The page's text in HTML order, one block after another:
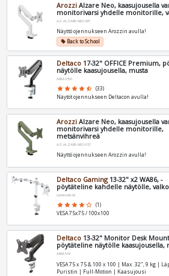
Arozzi Alzare Neo, kaasujousella
monitorivarsi yhdelle monitorille,
AZ-ALZARE-NEO-WT
Näyttö ojennukseen Arozzin avulla!
local_offerBack to School
Deltaco 17-32" OFFICE Premium,
näytölle kaasujousella, musta
ARM-0350
star star star star star_half (33)
Näytöt ojennukseen Deltacon avulla!
Arozzi Alzare Neo, kaasujousella
monitorivarsi yhdelle monitorille,
metsänvihreä
AZ-ALZARE-NEO-FST
Näyttö ojennukseen Arozzin avulla!
Deltaco Gaming13-32" x2 WA86, -
pöytäteline kahdelle näytölle,
GAM-040-W
star star star star star_border (1)
VESA 75x75 / 100x100
Deltaco 13-32" Monitor Desk
pöytäteline näytölle kaasujousella,
ARM-534
VESA 75 x 75 & 100 x 100 | Max. 32", 9 kg |
Puristin | Full-Motion | Kaasujousi